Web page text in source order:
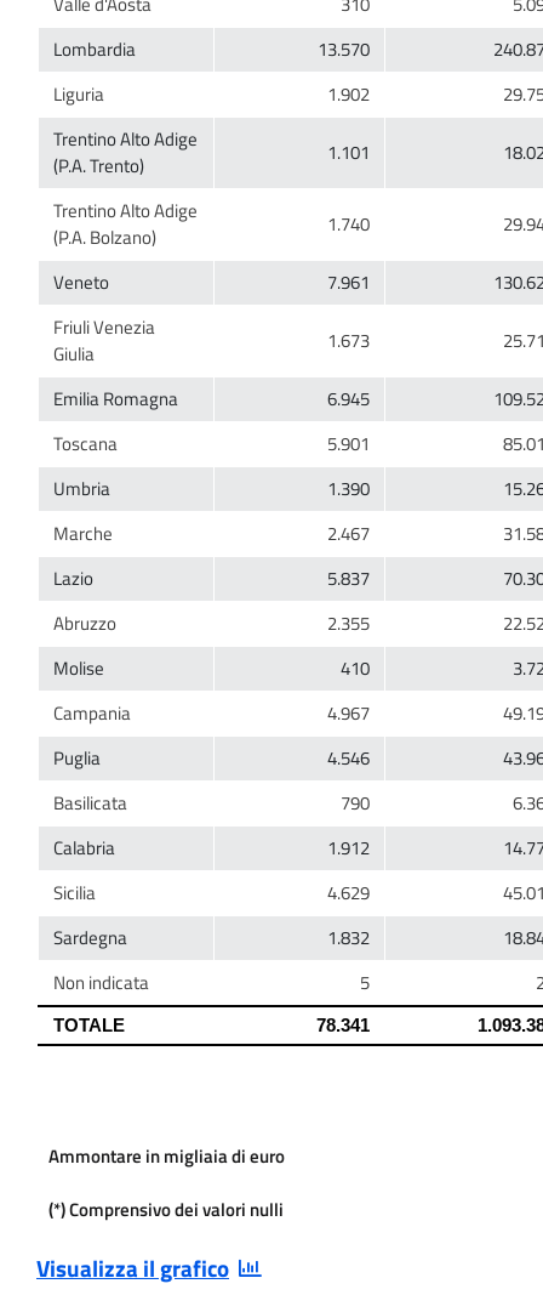
Trentino Alto Adige
Trentino Alto Adige
Friuli Venezia
Ammontare in migliaia di euro
(*) Comprensivo dei valori nulli